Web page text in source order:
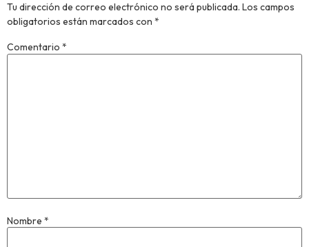
Tu dirección de correo electrónico no será publicada. Los campos
obligatorios están marcados con *
Comentario *
Nombre *